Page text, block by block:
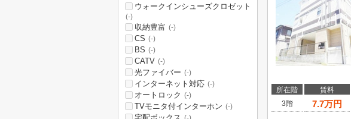
所在階 賃料
3階
7.7万円
ウォークインシューズクロゼット
(-)
収納豊富 (-)
CS (-)
BS (-)
CATV (-)
光ファイバー (-)
インターネット対応 (-)
オートロック (-)
TVモニタ付インターホン (-)